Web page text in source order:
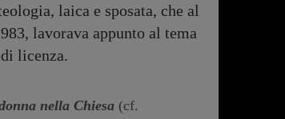
laica e sposata, che al
lavorava appunto al tema
licenza.
nella Chiesa (cf.